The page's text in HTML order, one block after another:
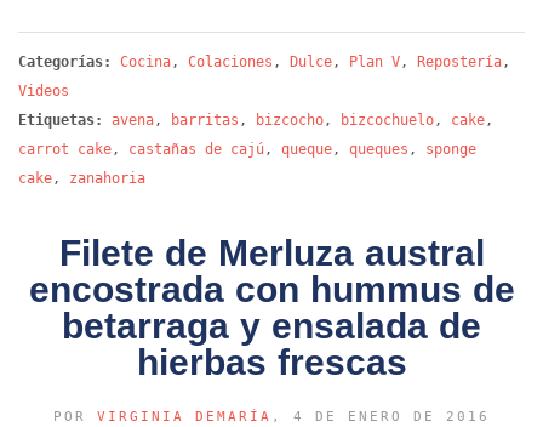
Categorías: Cocina, Colaciones , Dulce, Plan V, Repostería,
Videos
Etiquetas:
avena, barritas , bizcocho, bizcochuelo, cake,
carrot cake, castañas de cajú, queque, queques , sponge
cake, zanahoria
Filete de Merluza austral
encostrada con hummus de
betarraga y ensalada de
hierbas frescas
POR VIRGINIA DEMARÍA , 4 DE ENERO DE 2016